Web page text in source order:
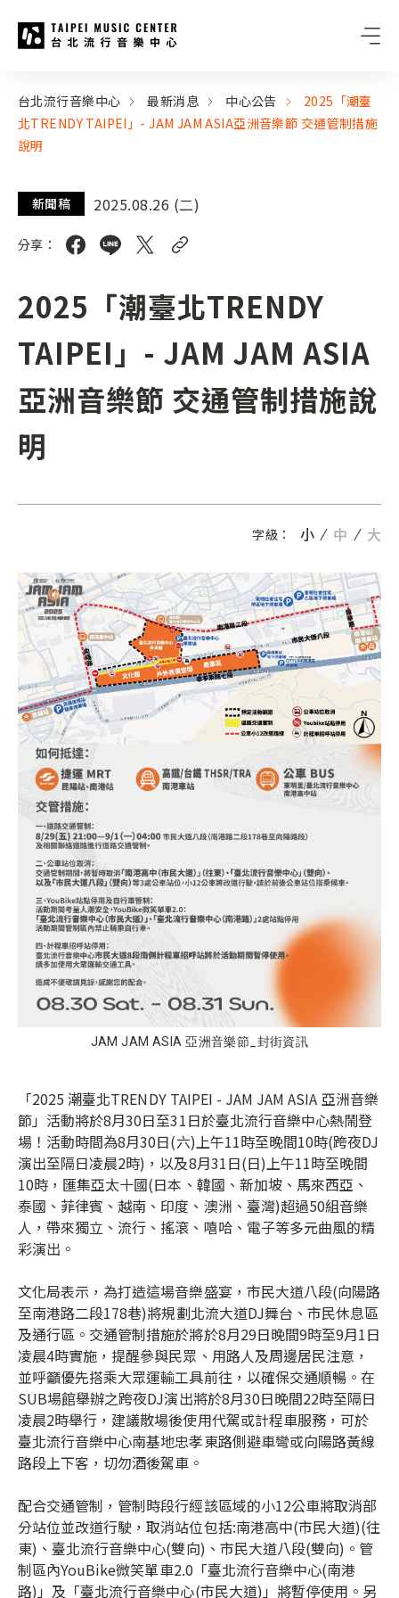
:::
台北流行音樂中心 最新消息 中心公告
2025「潮臺
北TRENDY TAIPEI」- JAM JAM ASIA亞洲音樂節 交通管制措施
說明
新聞稿 2025.08.26 (二)
分享：
2025「潮臺北TRENDY
TAIPEI」- JAM JAM ASIA
亞洲音樂節 交通管制措施說
明
字級： 小 中 大
JAM JAM ASIA 亞洲音樂節_封街資訊
「2025 潮臺北TRENDY TAIPEI - JAM JAM ASIA 亞洲音樂
節」活動將於8月30日至31日於臺北流行音樂中心熱鬧登
場！活動時間為8月30日(六)上午11時至晚間10時(跨夜DJ
演出至隔日凌晨2時)，以及8月31日(日)上午11時至晚間
10時，匯集亞太十國(日本、韓國、新加坡、馬來西亞、
泰國、菲律賓、越南、印度、澳洲、臺灣)超過50組音樂
人，帶來獨立、流行、搖滾、嘻哈、電子等多元曲風的精
彩演出。
文化局表示，為打造這場音樂盛宴，市民大道八段(向陽路
至南港路二段178巷)將規劃北流大道DJ舞台、市民休息區
及通行區。交通管制措施於將於8月29日晚間9時至9月1日
凌晨4時實施，提醒參與民眾、用路人及周邊居民注意，
並呼籲優先搭乘大眾運輸工具前往，以確保交通順暢。在
SUB場館舉辦之跨夜DJ演出將於8月30日晚間22時至隔日
凌晨2時舉行，建議散場後使用代駕或計程車服務，可於
臺北流行音樂中心南基地忠孝東路側避車彎或向陽路黃線
路段上下客，切勿酒後駕車。
配合交通管制，管制時段行經該區域的小12公車將取消部
分站位並改道行駛，取消站位包括:南港高中(市民大道)(往
東)、臺北流行音樂中心(雙向)、市民大道八段(雙向)。管
制區內YouBike微笑單車2.0「臺北流行音樂中心(南港
路)」及「臺北流行音樂中心(市民大道)」將暫停使用。另